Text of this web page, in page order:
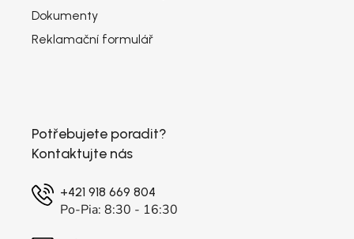
Dokumenty
Reklamační formulář
Potřebujete poradit?
Kontaktujte nás
+421 918 669 804
Po-Pia: 8:30 - 16:30